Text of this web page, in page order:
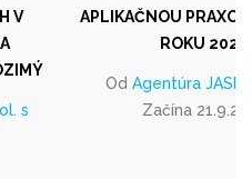
V
s
APLIKAČNOU
ROKU 2026
Od Agentúra
Začína